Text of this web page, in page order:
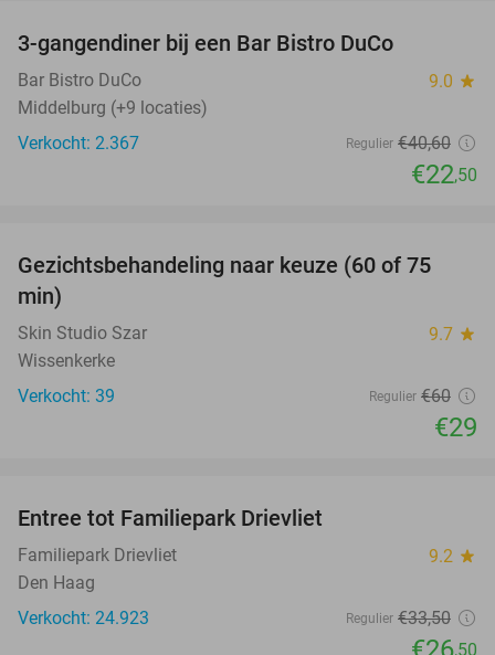
3-gangendiner bij een Bar Bistro DuCo
Bar Bistro DuCo 9.0 star
Middelburg (+9 locaties)
Verkocht: 2.367
Regulier €40,60
€22,50
52%
Gezichtsbehandeling naar keuze (60 of 75
min)
Skin Studio Szar 9.7 star
Wissenkerke
Verkocht: 39
Regulier €60
€29
Entree tot Familiepark Drievliet
Familiepark Drievliet 9.2 star
Den Haag
Verkocht: 24.923
Regulier €33,50
,50